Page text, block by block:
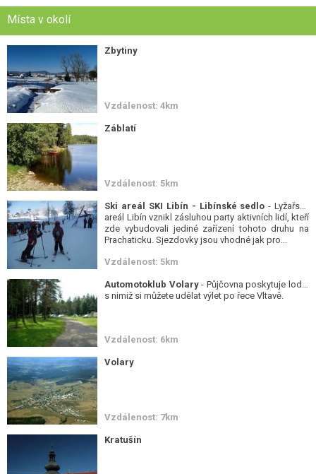
Místa v okolí
Zbytiny
Vzdálenost: 4km
Záblatí
Vzdálenost: 5km
Ski areál SKI Libín - Libínské sedlo - Lyžařský
areál Libín vznikl zásluhou party aktivních lidí, kteří
zde vybudovali jediné zařízení tohoto druhu na
Prachaticku. Sjezdovky jsou vhodné jak pro...
Vzdálenost: 5km
Automotoklub Volary- Půjčovna poskytuje lodě,
s nimiž si můžete udělat výlet po řece Vltavě.
Vzdálenost: 6km
Volary
Vzdálenost: 7km
Kratušín